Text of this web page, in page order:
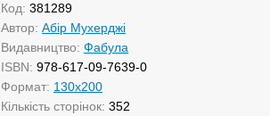
Код: 381289
Автор: Абір Мухерджі
Видавництво: Фабула
ISBN: 978-617-09-7639-0
Формат: 130х200
Кількість сторінок: 352